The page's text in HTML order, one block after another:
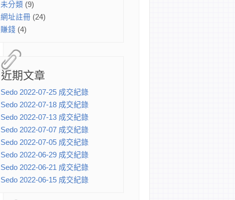
未分類 (9)
網址註冊 (24)
賺錢 (4)
近期文章
Sedo 2022-07-25 成交紀錄
Sedo 2022-07-18 成交紀錄
Sedo 2022-07-13 成交紀錄
Sedo 2022-07-07 成交紀錄
Sedo 2022-07-05 成交紀錄
Sedo 2022-06-29 成交紀錄
Sedo 2022-06-21 成交紀錄
Sedo 2022-06-15 成交紀錄